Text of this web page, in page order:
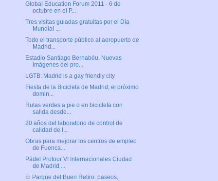
Global Education Forum 2011 - 6 de
octubre en el P...
Tres visitas guiadas gratuitas por el Día
Mundial ...
Todo el transporte público al aeropuerto de
Madrid...
Estadio Santiago Bernabéu. Nuevas
imágenes del pro...
LGTB: Madrid is a gay friendly city
Fiesta de la Bicicleta de Madrid, el próximo
domin...
Rutas verdes a pie o en bicicleta con
salida desde...
20 años del laboratorio de control de
calidad de l...
Obras para mejorar los centros de empleo
de Fuenca...
Pádel Protour VI Internacionales Ciudad
de Madrid ...
El Parque del Buen Retiro: paseos,